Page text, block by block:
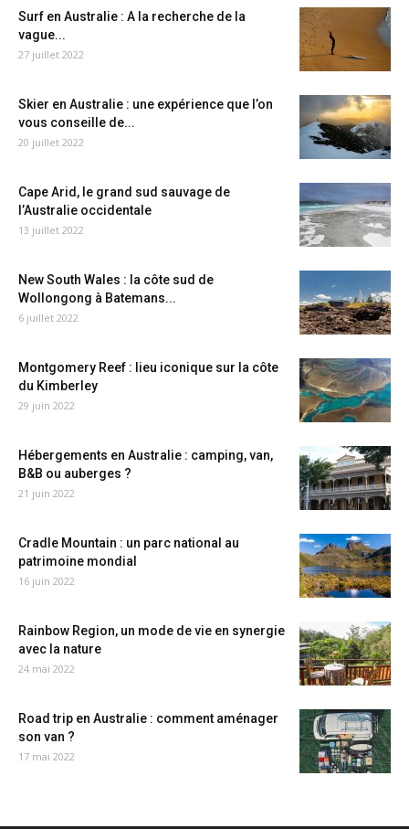
Surf en Australie : A la recherche de la
vague...
27 juillet 2022
Skier en Australie : une expérience que l’on
vous conseille de...
20 juillet 2022
Cape Arid, le grand sud sauvage de
l’Australie occidentale
13 juillet 2022
New South Wales : la côte sud de
Wollongong à Batemans...
6 juillet 2022
Montgomery Reef : lieu iconique sur la côte
du Kimberley
29 juin 2022
Hébergements en Australie : camping, van,
B&B ou auberges ?
21 juin 2022
Cradle Mountain : un parc national au
patrimoine mondial
16 juin 2022
Rainbow Region, un mode de vie en synergie
avec la nature
24 mai 2022
Road trip en Australie : comment aménager
son van ?
17 mai 2022